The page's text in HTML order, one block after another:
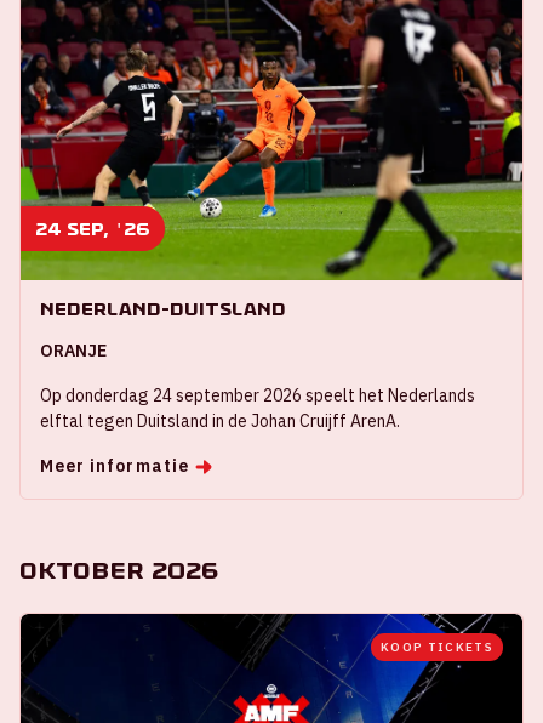
24 sep, '26
Nederland-Duitsland
ORANJE
Op donderdag 24 september 2026 speelt het Nederlands
elftal tegen Duitsland in de Johan Cruijff ArenA.
Meer informatie
Oktober 2026
KOOP TICKETS